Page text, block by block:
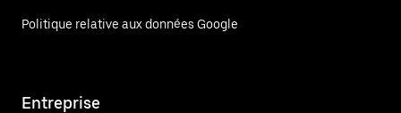
Politique relative aux données Google
Entreprise